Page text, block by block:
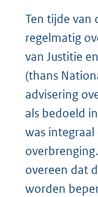
Ten tijde van
regelmatig
van Justitie
(thans
advisering
als bedoeld
was
overeen dat
worden